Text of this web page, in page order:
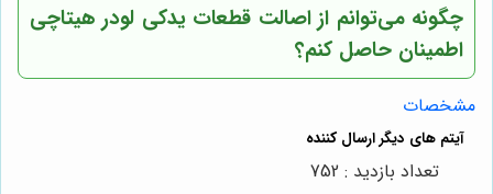
چگونه می‌توانم از اصالت قطعات یدکی لودر هیتاچی
اطمینان حاصل کنم؟
مشخصات
تعداد بازدید : 752